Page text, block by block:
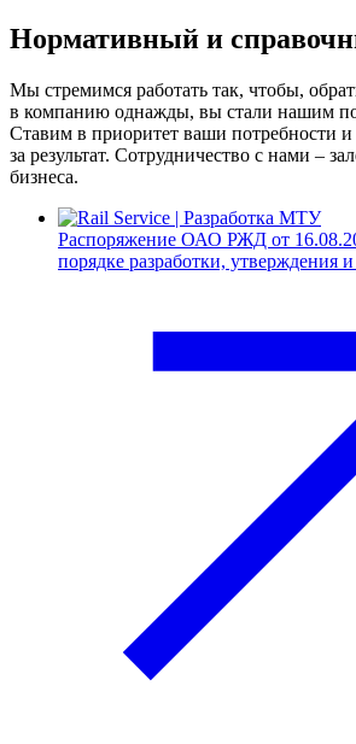
Нормативный и
Мы стремимся работать так, чтобы,
в компанию однажды, вы стали нашим
Ставим в приоритет ваши потребности и
за результат. Сотрудничество с нами –
бизнеса.
Распоряжение ОАО РЖД от
порядке разработки, утверждения